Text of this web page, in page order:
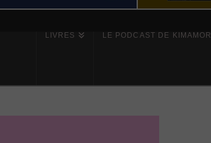
LIVRES LE PODCAST DE KIMAMORI